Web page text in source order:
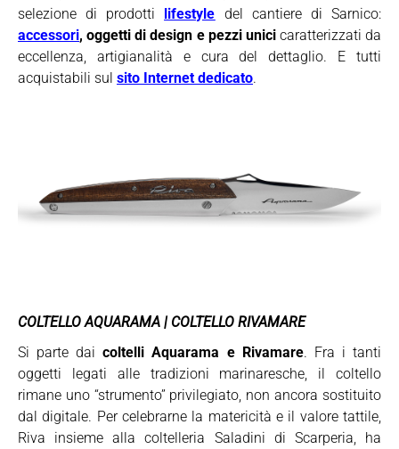
selezione di prodotti lifestyle del cantiere di Sarnico:
accessori, oggetti di design e pezzi unicicaratterizzati da
eccellenza, artigianalità e cura del dettaglio. E tutti
acquistabili sul sito Internet dedicato.
COLTELLO AQUARAMA | COLTELLO RIVAMARE
Si parte daicoltelli Aquarama e Rivamare. Fra i tanti
oggetti legati alle tradizioni marinaresche, il coltello
rimane uno “strumento” privilegiato, non ancora sostituito
dal digitale. Per celebrarne la matericità e il valore tattile,
Riva insieme alla coltelleria Saladini di Scarperia, ha